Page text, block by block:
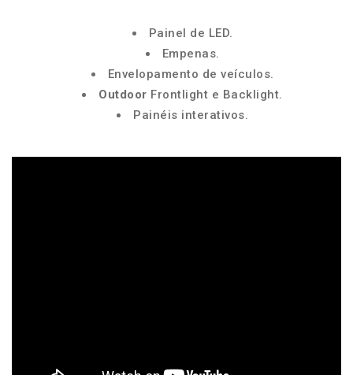
Painel de LED.
Empenas.
Envelopamento de veículos.
Outdoor Frontlight e Backlight.
Painéis interativos.